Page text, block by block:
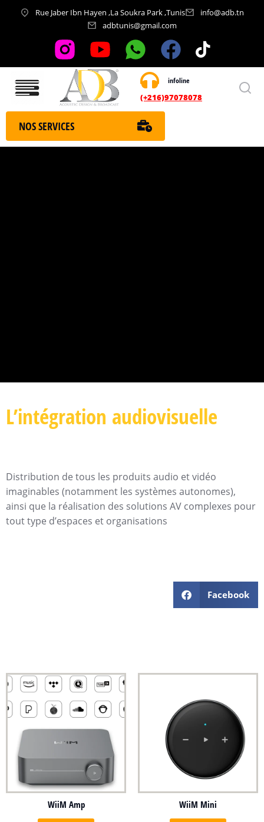
Rue Jaber Ibn Hayen ,La Soukra Park ,Tunis
info@adb.tn
adbtunis@gmail.com
infoline
(+216)97078078
Nos services
NOS SERVICES
L’intégration audiovisuelle
Distribution de tous les produits audio et vidéo
imaginables (notamment les systèmes autonomes),
ainsi que la réalisation des solutions AV complexes pour
tout type d’espaces et organisations
Facebook
WiiM Amp WiiM Mini